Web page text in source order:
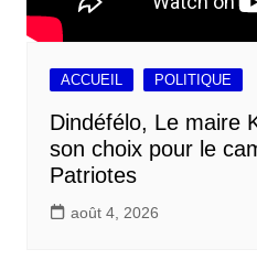
ACCUEIL POLITIQUE
Dindéfélo, Le maire
son choix pour le
Patriotes
août 4, 2026